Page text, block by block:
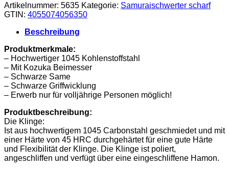
Artikelnummer: 5635 Kategorie: Samuraischwerter scharf
GTIN: 4055074056350
Beschreibung
Produktmerkmale:
– Hochwertiger 1045 Kohlenstoffstahl
– Mit Kozuka Beimesser
– Schwarze Same
– Schwarze Griffwicklung
– Erwerb nur für volljährige Personen möglich!
Produktbeschreibung:
Die Klinge:
Ist aus hochwertigem 1045 Carbonstahl geschmiedet und mit
einer Härte von 45 HRC durchgehärtet für eine gute Härte
und Flexibilität der Klinge. Die Klinge ist poliert,
angeschliffen und verfügt über eine eingeschliffene Hamon.